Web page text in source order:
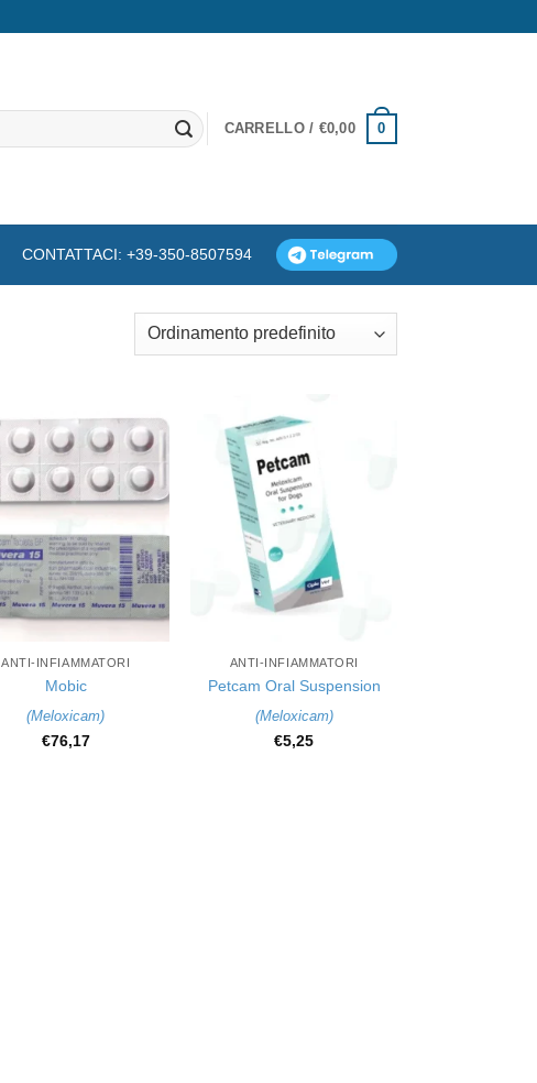
CARRELLO / €0,00 0
CONTATTACI: +39-350-8507594
ANTI-INFIAMMATORI
Mobic
(Meloxicam)
€76,17
ANTI-INFIAMMATORI
Petcam Oral Suspension
(Meloxicam)
€5,25